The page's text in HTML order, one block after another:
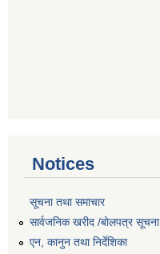
Notices
सूचना तथा समाचार
सार्वजनिक खरीद /बोलपत्र सूचना
एन, कानुन तथा निर्देशिका